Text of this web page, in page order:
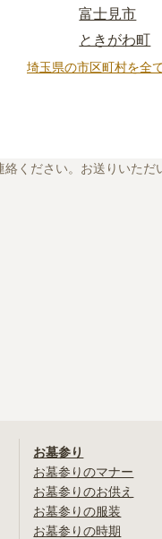
墓の基礎知識をご覧いた
紹介や、お墓の見学
地に行って確かめるし
富士見市
ときがわ町
春日部市
宮代町
埼玉県の市区町村を全
絡ください。お送りいただ
お墓参り
お墓参りのマナー
お墓参りのお供え
お墓参りの服装
お墓参りの時期